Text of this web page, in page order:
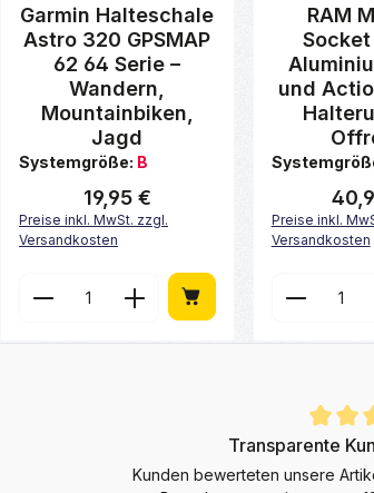
Durchschnittliche Bewertung von 0 von 5
Garmin Halteschale
Astro 320 GPSMAP
62 64 Serie –
Wandern,
Mountainbiken,
Jagd
Systemgröße: B
Regulärer Preis:
19,95 €
Preise inkl. MwSt. zzgl.
Versandkosten
Produkt Anzahl: Gib den
RAM
Socket
und
Preise inkl.
Versandkosten
Durchschnittliche Bewertung von 4.9 von 5
Transparente
Kunden bewerteten unsere